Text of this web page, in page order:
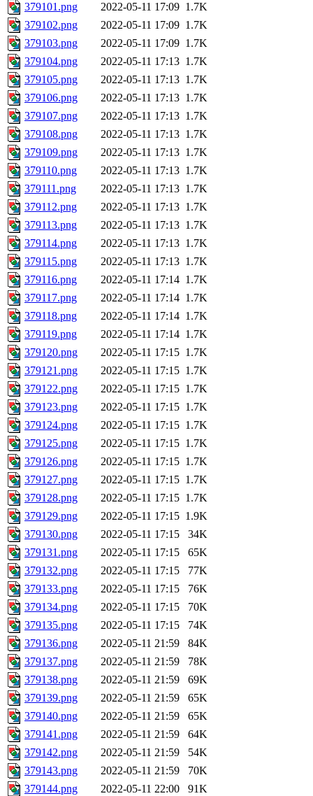
379101.png
2022-05-11 17:09 1.7K
379102.png
2022-05-11 17:09 1.7K
379103.png
2022-05-11 17:09 1.7K
379104.png
2022-05-11 17:13 1.7K
379105.png
2022-05-11 17:13 1.7K
379106.png
2022-05-11 17:13 1.7K
379107.png
2022-05-11 17:13 1.7K
379108.png
2022-05-11 17:13 1.7K
379109.png
2022-05-11 17:13 1.7K
379110.png
2022-05-11 17:13 1.7K
379111.png
2022-05-11 17:13 1.7K
379112.png
2022-05-11 17:13 1.7K
379113.png
2022-05-11 17:13 1.7K
379114.png
2022-05-11 17:13 1.7K
379115.png
2022-05-11 17:13 1.7K
379116.png
2022-05-11 17:14 1.7K
379117.png
2022-05-11 17:14 1.7K
379118.png
2022-05-11 17:14 1.7K
379119.png
2022-05-11 17:14 1.7K
379120.png
2022-05-11 17:15 1.7K
379121.png
2022-05-11 17:15 1.7K
379122.png
2022-05-11 17:15 1.7K
379123.png
2022-05-11 17:15 1.7K
379124.png
2022-05-11 17:15 1.7K
379125.png
2022-05-11 17:15 1.7K
379126.png
2022-05-11 17:15 1.7K
379127.png
2022-05-11 17:15 1.7K
379128.png
2022-05-11 17:15 1.7K
379129.png
2022-05-11 17:15 1.9K
379130.png
2022-05-11 17:15
34K
379131.png
2022-05-11 17:15
65K
379132.png
2022-05-11 17:15
77K
379133.png
2022-05-11 17:15
76K
379134.png
2022-05-11 17:15
70K
379135.png
2022-05-11 17:15
74K
379136.png
2022-05-11 21:59
84K
379137.png
2022-05-11 21:59
78K
379138.png
2022-05-11 21:59
69K
379139.png
2022-05-11 21:59
65K
379140.png
2022-05-11 21:59
65K
379141.png
2022-05-11 21:59
64K
379142.png
2022-05-11 21:59
54K
379143.png
2022-05-11 21:59
70K
379144.png
2022-05-11 22:00
91K